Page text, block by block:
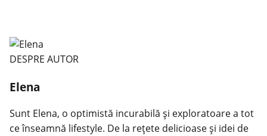
DESPRE AUTOR
Elena
Sunt Elena, o optimistă incurabilă și exploratoare a tot
ce înseamnă lifestyle. De la rețete delicioase și idei de